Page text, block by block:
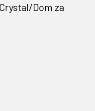
Dom za